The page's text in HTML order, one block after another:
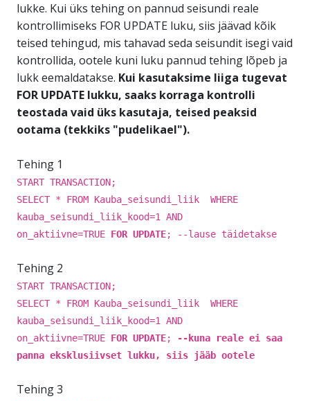
lukke. Kui üks tehing on pannud seisundi reale
kontrollimiseks FOR UPDATE luku, siis jäävad kõik
teised tehingud, mis tahavad seda seisundit isegi vaid
kontrollida, ootele kuni luku pannud tehing lõpeb ja
lukk eemaldatakse. Kui kasutaksime liiga tugevat
FOR UPDATE lukku, saaks korraga kontrolli
teostada vaid üks kasutaja, teised peaksid
ootama (tekkiks "pudelikael").
Tehing 1
START TRANSACTION;
SELECT * FROM Kauba_seisundi_liik WHERE
kauba_seisundi_liik_kood=1 AND
on_aktiivne=TRUE FOR UPDATE; --lause täidetakse
Tehing 2
START TRANSACTION;
SELECT * FROM Kauba_seisundi_liik WHERE
kauba_seisundi_liik_kood=1 AND
on_aktiivne=TRUE FOR UPDATE;
--kuna reale ei saa
panna eksklusiivset lukku, siis jääb ootele
Tehing 3